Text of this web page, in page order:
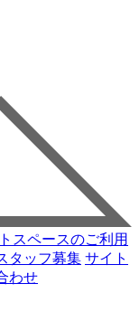
スペースのご利用
タッフ募集 サイト
わせ